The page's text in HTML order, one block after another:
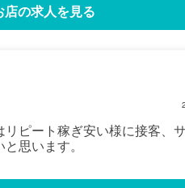
店の求人を見る
ピート稼ぎ安い様に接客、
思います。